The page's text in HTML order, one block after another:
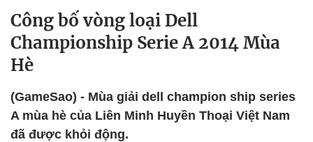
Công bố vòng loại Dell
Championship Serie A 2014 Mùa
Hè
(GameSao) - Mùa giải dell champion ship series
A mùa hè của Liên Minh Huyền Thoại Việt Nam
đã được khỏi động.